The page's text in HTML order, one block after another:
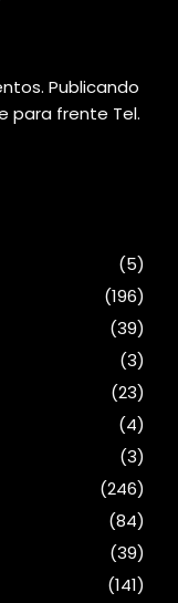
Publicando
para frente Tel.
(5)
(196)
(39)
(3)
(23)
(4)
(3)
(246)
(84)
(39)
(141)